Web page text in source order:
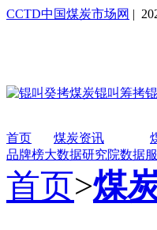
CCTD中国煤炭市场网 |
首页 煤炭资讯
品牌榜大数据研究院数据
首页>煤